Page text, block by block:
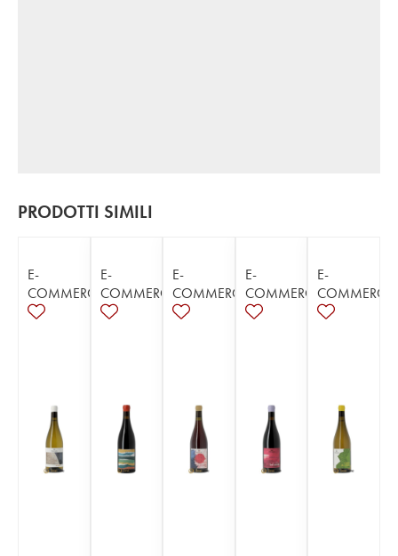
PRODOTTI SIMILI
E-
COMMERCE
E-
COMMERCE
E-
COMMERCE
E-
COMMERCE
E-
COMMERCE